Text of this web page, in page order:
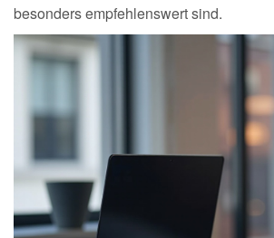
besonders empfehlenswert sind.